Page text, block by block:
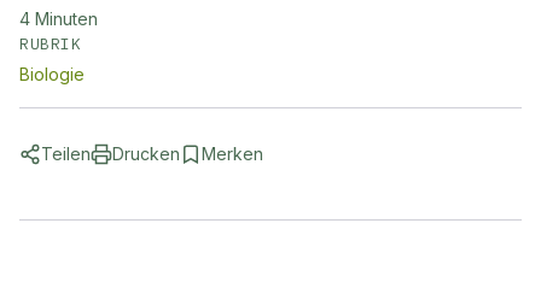
4 Minuten
RUBRIK
Biologie
Teilen Drucken Merken